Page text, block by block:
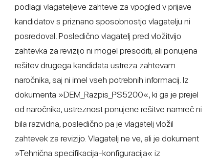
podlagi vlagateljeve zahteve za vpogled v prijave
kandidatov s priznano sposobnostjo vlagatelju ni
posredoval. Posledično vlagatelj pred vložitvijo
zahtevka za revizijo ni mogel presoditi, ali ponujena
rešitev drugega kandidata ustreza zahtevam
naročnika, saj ni imel vseh potrebnih informacij. Iz
dokumenta »DEM_Razpis_PS5200«, ki ga je prejel
od naročnika, ustreznost ponujene rešitve namreč ni
bila razvidna, posledično pa je vlagatelj vložil
zahtevek za revizijo. Vlagatelj ne ve, ali je dokument
»Tehnična specifikacija-konfiguracija« iz